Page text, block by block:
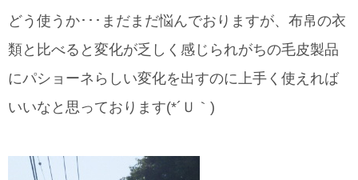
どう使うか･･･まだまだ悩んでおりますが、布帛の衣
類と比べると変化が乏しく感じられがちの毛皮製品
にパショーネらしい変化を出すのに上手く使えれば
いいなと思っております(*´Ｕ｀)